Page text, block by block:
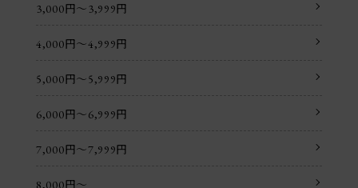
3,000円〜3,999円
4,000円〜4,999円
5,000円〜5,999円
6,000円〜6,999円
7,000円〜7,999円
8,000円〜